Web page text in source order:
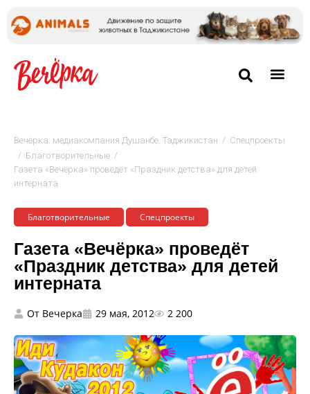
Вечёрка: медиакомпания Душанбе, Таджикистан / Спецпроекты
/ Благотворительные /
Газета «Вечёрка» проведёт «Праздник детства» для детей
интерната
Благотворительные Спецпроекты
Газета «Вечёрка» проведёт
«Праздник детства» для детей
интерната
От Вечерка 29 мая, 2012 2 200